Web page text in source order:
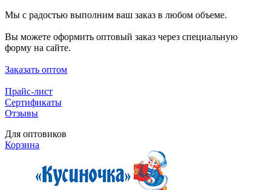
Мы с радостью выполним ваш заказ в любом объеме.
Вы можете оформить оптовый заказ через специальную
форму на сайте.
Заказать оптом
Прайс-лист
Сертификаты
Отзывы
Для оптовиков
Корзина